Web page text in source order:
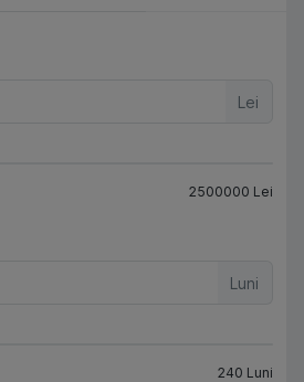
Lei
2500000 Lei
Luni
240 Luni